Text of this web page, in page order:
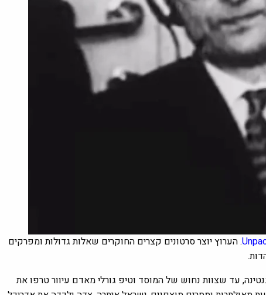
.הערוץ יוצר סרטונים קצרים החוקרים שאלות גדולות ומפרקים
עד שצוות נחוש של המוסד וטיפ גורלי מאדם עיוור טרפו את